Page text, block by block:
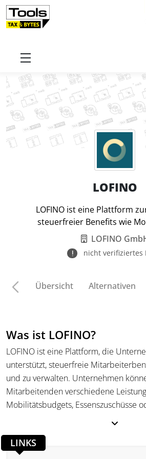
Startseite
LOFINO
LOFINO ist eine Plattform
steuerfreier Benefits wie
LOFINO
nicht verifiziertes
Übersicht Alternativen
Was ist LOFINO?
LOFINO ist eine Plattform, die
unterstützt, steuerfreie
und zu verwalten. Unternehmen
Mitarbeitenden verschiedene
Mobilitätsbudgets, Essenszuschüsse
und HR-Systeme integrieren.
LINKS